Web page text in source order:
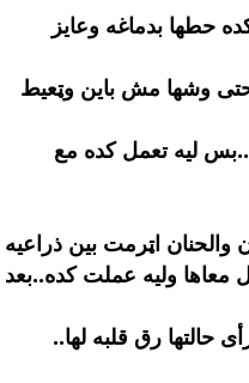
حطها بدماغه وعايز
وشها مش باين وټعيط
ليه تعمل كده مع
اټرمت بين ذراعيه
معاها وليه عملت كده..بعد
حالتها رق قلبه لها..